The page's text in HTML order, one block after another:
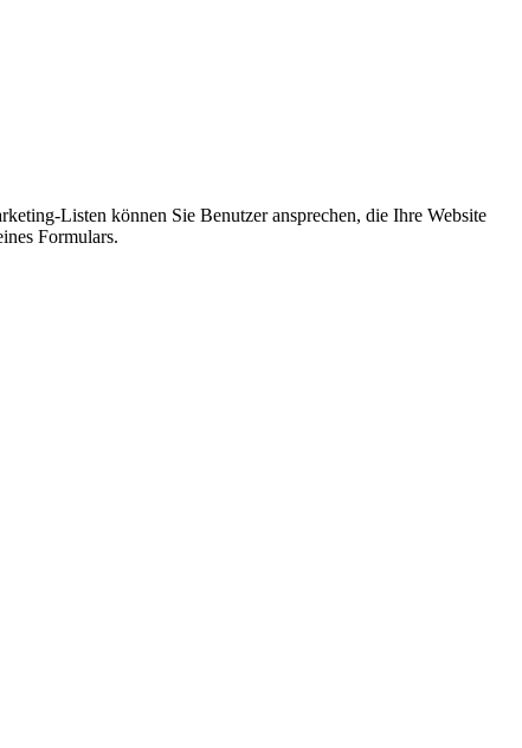
Listen können Sie Benutzer ansprechen, die Ihre Website
Formulars.